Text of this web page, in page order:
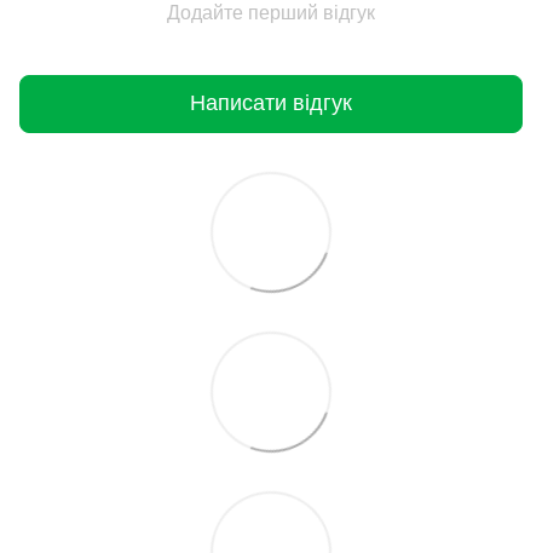
Додайте перший відгук
Написати відгук